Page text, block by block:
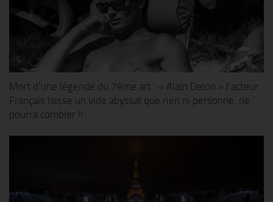
Mort d’une légende du 7ème art : « Alain Delon » l’acteur
Français laisse un vide abyssal que rien ni personne, ne
pourra combler !!